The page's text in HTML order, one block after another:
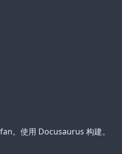
。使用 Docusaurus 构建。